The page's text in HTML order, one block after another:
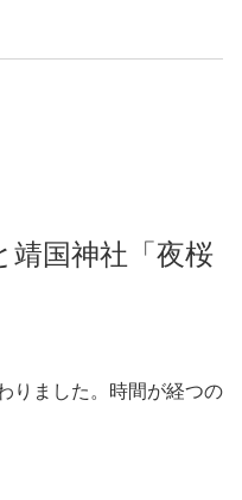
靖国神社「夜桜
りました。時間が経つの